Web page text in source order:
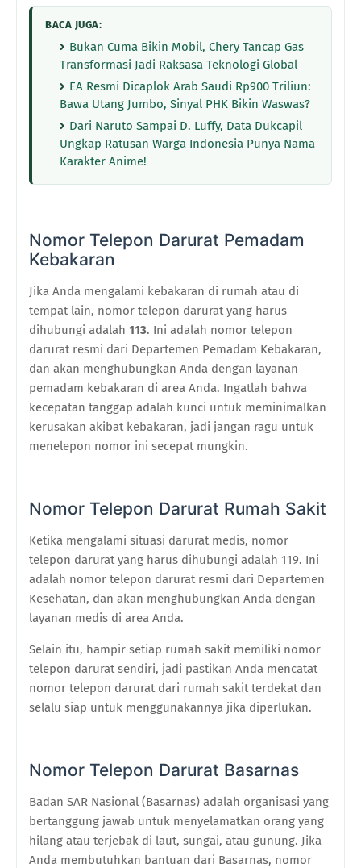
BACA JUGA:
Bukan Cuma Bikin Mobil, Chery Tancap Gas
Transformasi Jadi Raksasa Teknologi Global
EA Resmi Dicaplok Arab Saudi Rp900 Triliun:
Bawa Utang Jumbo, Sinyal PHK Bikin Waswas?
Dari Naruto Sampai D. Luffy, Data Dukcapil
Ungkap Ratusan Warga Indonesia Punya Nama
Karakter Anime!
Nomor Telepon Darurat Pemadam
Kebakaran
Jika Anda mengalami kebakaran di rumah atau di
tempat lain, nomor telepon darurat yang harus
dihubungi adalah 113. Ini adalah nomor telepon
darurat resmi dari Departemen Pemadam Kebakaran,
dan akan menghubungkan Anda dengan layanan
pemadam kebakaran di area Anda. Ingatlah bahwa
kecepatan tanggap adalah kunci untuk meminimalkan
kerusakan akibat kebakaran, jadi jangan ragu untuk
menelepon nomor ini secepat mungkin.
Nomor Telepon Darurat Rumah Sakit
Ketika mengalami situasi darurat medis, nomor
telepon darurat yang harus dihubungi adalah 119. Ini
adalah nomor telepon darurat resmi dari Departemen
Kesehatan, dan akan menghubungkan Anda dengan
layanan medis di area Anda.
Selain itu, hampir setiap rumah sakit memiliki nomor
telepon darurat sendiri, jadi pastikan Anda mencatat
nomor telepon darurat dari rumah sakit terdekat dan
selalu siap untuk menggunakannya jika diperlukan.
Nomor Telepon Darurat Basarnas
Badan SAR Nasional (Basarnas) adalah organisasi yang
bertanggung jawab untuk menyelamatkan orang yang
hilang atau terjebak di laut, sungai, atau gunung. Jika
Anda membutuhkan bantuan dari Basarnas, nomor